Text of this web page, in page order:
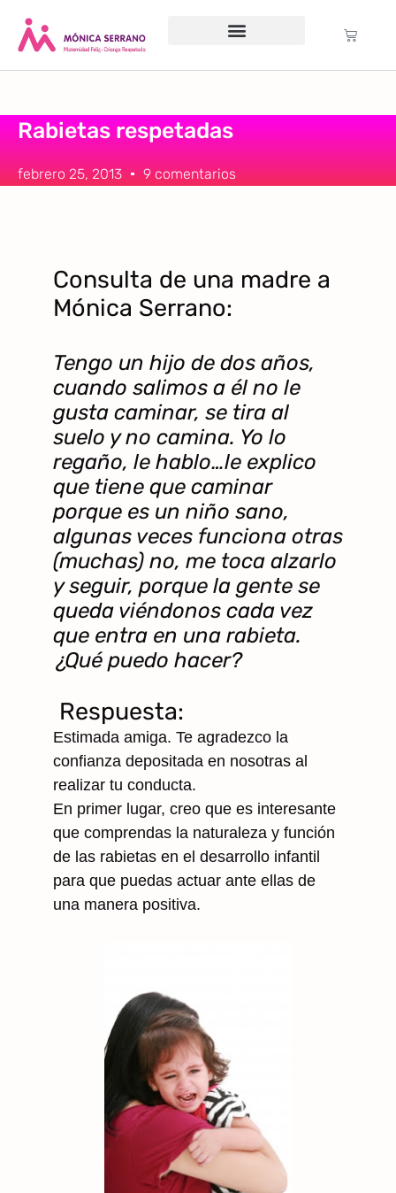
Rabietas respetadas
febrero 25, 2013 9 comentarios
Consulta de una madre a
Mónica Serrano:
Tengo un hijo de dos años,
cuando salimos a él no le
gusta caminar, se tira al
suelo y no camina. Yo lo
regaño, le hablo…le explico
que tiene que caminar
porque es un niño sano,
algunas veces funciona otras
(muchas) no, me toca alzarlo
y seguir, porque la gente se
queda viéndonos cada vez
que entra en una rabieta.
¿Qué puedo hacer?
Respuesta:
Estimada amiga. Te agradezco la
confianza depositada en nosotras al
realizar tu conducta.
En primer lugar, creo que es interesante
que comprendas la naturaleza y función
de las rabietas en el desarrollo infantil
para que puedas actuar ante ellas de
una manera positiva.